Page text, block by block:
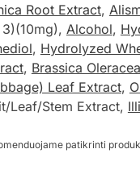
Root Extract,
Alcohol,
, Hydrolyzed
, Brassica
Leaf Extract,
Leaf/Stem Extract,
patikrinti